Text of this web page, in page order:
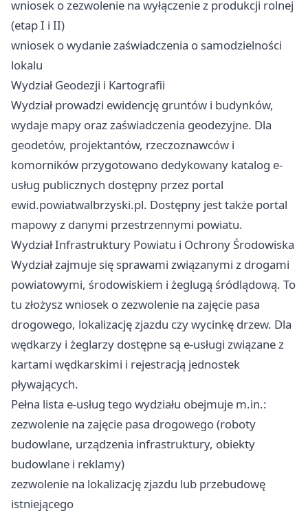
wniosek o zezwolenie na wyłączenie z produkcji rolnej
(etap I i II)
wniosek o wydanie zaświadczenia o samodzielności
lokalu
Wydział Geodezji i Kartografii
Wydział prowadzi ewidencję gruntów i budynków,
wydaje mapy oraz zaświadczenia geodezyjne. Dla
geodetów, projektantów, rzeczoznawców i
komorników przygotowano dedykowany katalog e-
usług publicznych dostępny przez portal
ewid.powiatwalbrzyski.pl. Dostępny jest także portal
mapowy z danymi przestrzennymi powiatu.
Wydział Infrastruktury Powiatu i Ochrony Środowiska
Wydział zajmuje się sprawami związanymi z drogami
powiatowymi, środowiskiem i żeglugą śródlądową. To
tu złożysz wniosek o zezwolenie na zajęcie pasa
drogowego, lokalizację zjazdu czy wycinkę drzew. Dla
wędkarzy i żeglarzy dostępne są e-usługi związane z
kartami wędkarskimi i rejestracją jednostek
pływających.
Pełna lista e-usług tego wydziału obejmuje m.in.:
zezwolenie na zajęcie pasa drogowego (roboty
budowlane, urządzenia infrastruktury, obiekty
budowlane i reklamy)
zezwolenie na lokalizację zjazdu lub przebudowę
istniejącego